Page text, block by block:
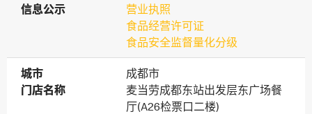
信息公示
信息公示
营业执照
食品经营许可证
食品安全监督量化分级
城市
城市
成都市
门店名称
门店名称
麦当劳成都东站出发层东广场餐
厅(A26检票口二楼)